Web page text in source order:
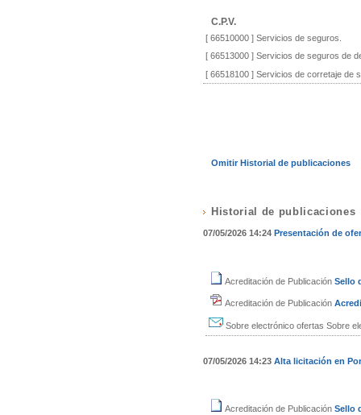
C.P.V.
[ 66510000 ]Servicios de seguros.
[ 66513000 ]Servicios de seguros de
[ 66518100 ]Servicios de corretaje de
Omitir Historial de publicaciones
Historial de publicaciones
07/05/2026 14:24 Presentación de
Acreditación de Publicación Sello
Acreditación de Publicación
Sobre electrónico ofertas Sobre
07/05/2026 14:23 Alta licitación en
Acreditación de Publicación Sello